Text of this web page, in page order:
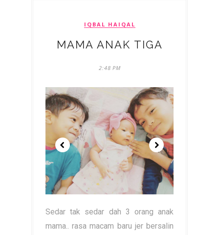
IQBAL HAIQAL
MAMA ANAK TIGA
2:48 PM
Sedar tak sedar dah 3 orang anak
mama.. rasa macam baru jer bersalin